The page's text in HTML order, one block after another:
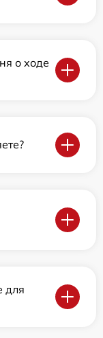
о ходе
для